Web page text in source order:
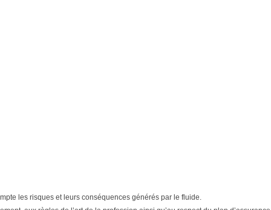
les risques et leurs conséquences générés par le fluide.